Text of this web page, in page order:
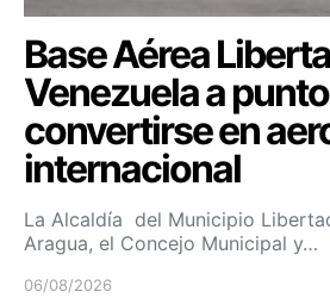
Base Aérea
Venezuela a
convertirse en
internacional
La Alcaldía del Municipio
Aragua, el Concejo Municipal y…
06/08/2026